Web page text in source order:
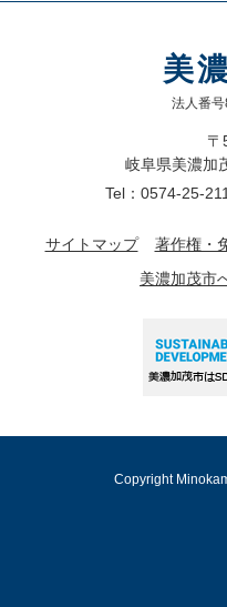
美
法人番
〒
岐阜県美濃加
Tel：0574-25-
サイトマップ 著作権・
美濃加茂市
Copyright